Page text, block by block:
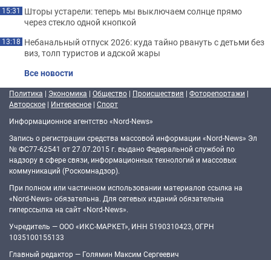
15:31 Шторы устарели: теперь мы выключаем солнце прямо
через стекло одной кнопкой
13:18 Небанальный отпуск 2026: куда тайно рвануть с детьми без
виз, толп туристов и адской жары
Все новости
Политика | Экономика | Общество | Происшествия | Фоторепортажи |
Авторское | Интересное | Спорт
Информационное агентство «Nord-News»
Запись о регистрации средства массовой информации «Nord-News» Эл
№ ФС77-62541 от 27.07.2015 г. выдано Федеральной службой по
надзору в сфере связи, информационных технологий и массовых
коммуникаций (Роскомнадзор).
При полном или частичном использовании материалов ссылка на
«Nord-News» обязательна. Для сетевых изданий обязательна
гиперссылка на сайт «Nord-News».
Учредитель — ООО «ИКС-МАРКЕТ», ИНН 5190310423, ОГРН
1035100155133
Главный редактор — Голямин Максим Сергеевич